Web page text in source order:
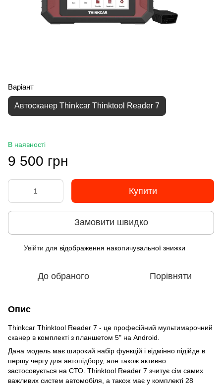
Варіант
Автосканер Thinkcar Thinktool Reader 7
В наявності
9 500 грн
Купити
Замовити швидко
Увійти для відображення накопичувальної знижки
До обраного Порівняти
Опис
Thinkcar Thinktool Reader 7 - це професійний мультимарочний
сканер в комплекті з планшетом 5" на Android.
Дана модель має широкий набір функцій і відмінно підійде в
першу чергу для автопідбору, але також активно
застосовується на СТО. Thinktool Reader 7 зчитує сім самих
важливих систем автомобіля, а також має у комплекті 28